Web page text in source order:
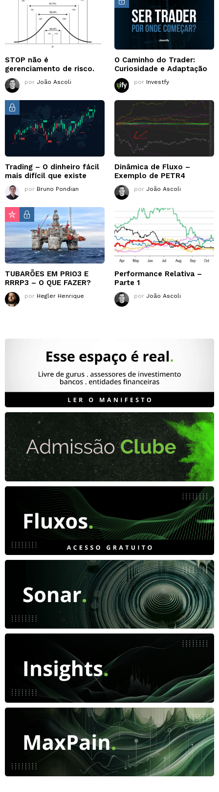
STOP não é
gerenciamento de risco.
por João Ascoli
O Caminho do Trader:
Curiosidade e Adaptação
por Investfy
Trading – O dinheiro fácil
mais difícil que existe
por Bruno Pondian
Dinâmica de Fluxo –
Exemplo de PETR4
por João Ascoli
TUBARÕES EM PRIO3 E
RRRP3 – O QUE FAZER?
por Hegler Henrique
Performance Relativa –
Parte 1
por João Ascoli